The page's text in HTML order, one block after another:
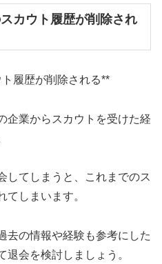
カウト履歴が削除され
履歴が削除される**
企業からスカウトを受けた経
してしまうと、これまでのス
てしまいます。
去の情報や経験も参考にした
退会を検討しましょう。